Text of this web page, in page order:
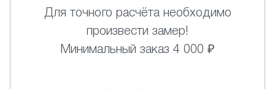
Для точного расчёта необходимо
произвести замер!
Минимальный заказ 4 000 ₽